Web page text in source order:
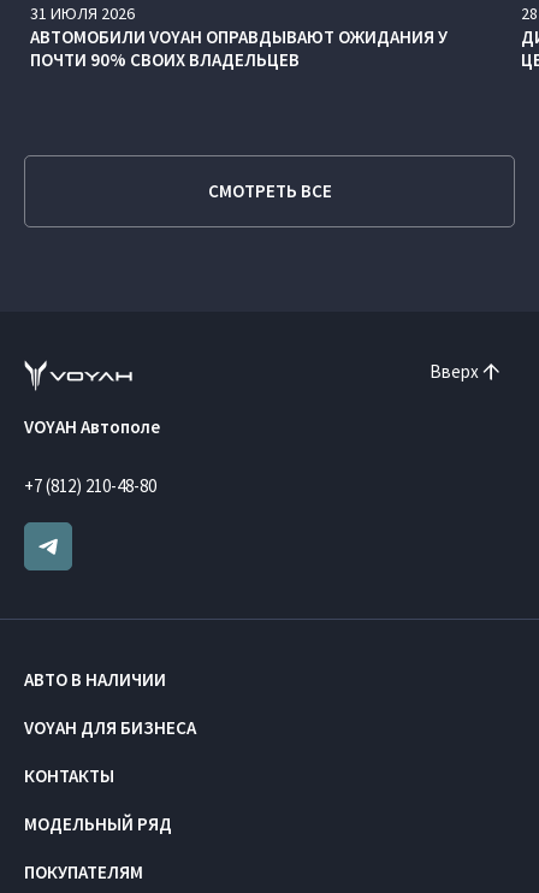
31 ИЮЛЯ 2026
АВТОМОБИЛИ VOYAH ОПРАВДЫВАЮТ ОЖИДАНИЯ У
ПОЧТИ 90% СВОИХ ВЛАДЕЛЬЦЕВ
28
СМОТРЕТЬ ВСЕ
Вверх
VOYAH Автополе
+7 (812) 210-48-80
АВТО В НАЛИЧИИ
VOYAH ДЛЯ БИЗНЕСА
КОНТАКТЫ
МОДЕЛЬНЫЙ РЯД
ПОКУПАТЕЛЯМ